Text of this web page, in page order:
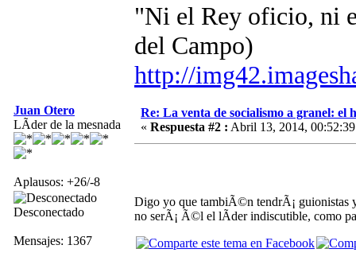
"Ni el Rey oficio, ni
del Campo)
http://
Juan Otero
LÃ­der de la mesnada
Aplausos: +26/-8
Desconectado
Mensajes: 1367
Re: La venta de socialismo a granel: el
« Respuesta #2 : Abril 13, 2014,
Digo yo que tambiÃ©n tendrÃ¡ guionistas
no serÃ¡ Ã©l el lÃ­der indiscutible, como